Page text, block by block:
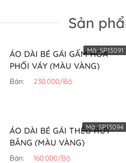
Sản
ÁO DÀI BÉ GÁI GẤM HOA
PHỐI VÁY (MÀU VÀNG)
Bán: 230.000/Bộ
Mã:SP13091
ÁO DÀI BÉ GÁI THÊU RUY
BĂNG (MÀU VÀNG)
Bán: 160.000/Bộ
Mã:SP13094